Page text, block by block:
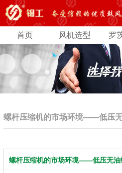
首页 风机选型 罗
螺杆压缩机的市场环境——低压
螺杆压缩机的市场环境——低压无油